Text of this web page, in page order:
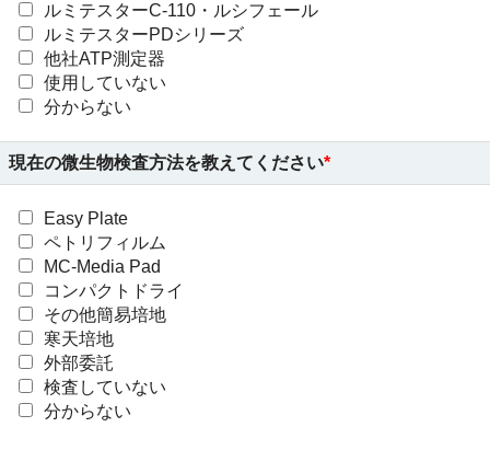
ルミテスターC-110・ルシフェール
ルミテスターPDシリーズ
他社ATP測定器
使用していない
分からない
現在の微生物検査方法を教えてください
Easy Plate
ペトリフィルム
MC-Media Pad
コンパクトドライ
その他簡易培地
寒天培地
外部委託
検査していない
分からない